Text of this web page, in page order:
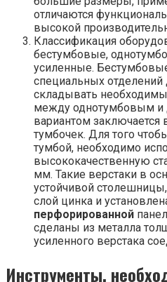
отличаются
высокой
Классификация
бестумбовые,
усиленные.
специальных отделений
складывать
между однотумбовым
вариантом заключается
тумбочек. Для того
тумбой, необходимо
высококачественную
мм. Такие верстаки в
устойчивой
слой цинка и
перфорированной
сделаны из металла
усиленного верстака
Инструменты,